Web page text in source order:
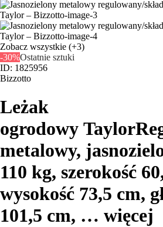
Zobacz wszystkie (+3)
-30%Ostatnie sztuki
ID: 1825956
Bizzotto
Leżak
ogrodowy Taylor
metalowy,
110 kg, szerokość
wysokość 73,5 cm,
101,5 cm, … więcej